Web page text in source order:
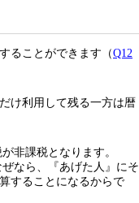
ることができます（Q12
け利用して残る一方は暦
非課税となります。
なら、『あげた人』にそ
することになるからで